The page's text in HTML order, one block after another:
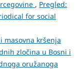
, Pregled:
for social
masovna kršenja
zločina u Bosni i
oružanoga